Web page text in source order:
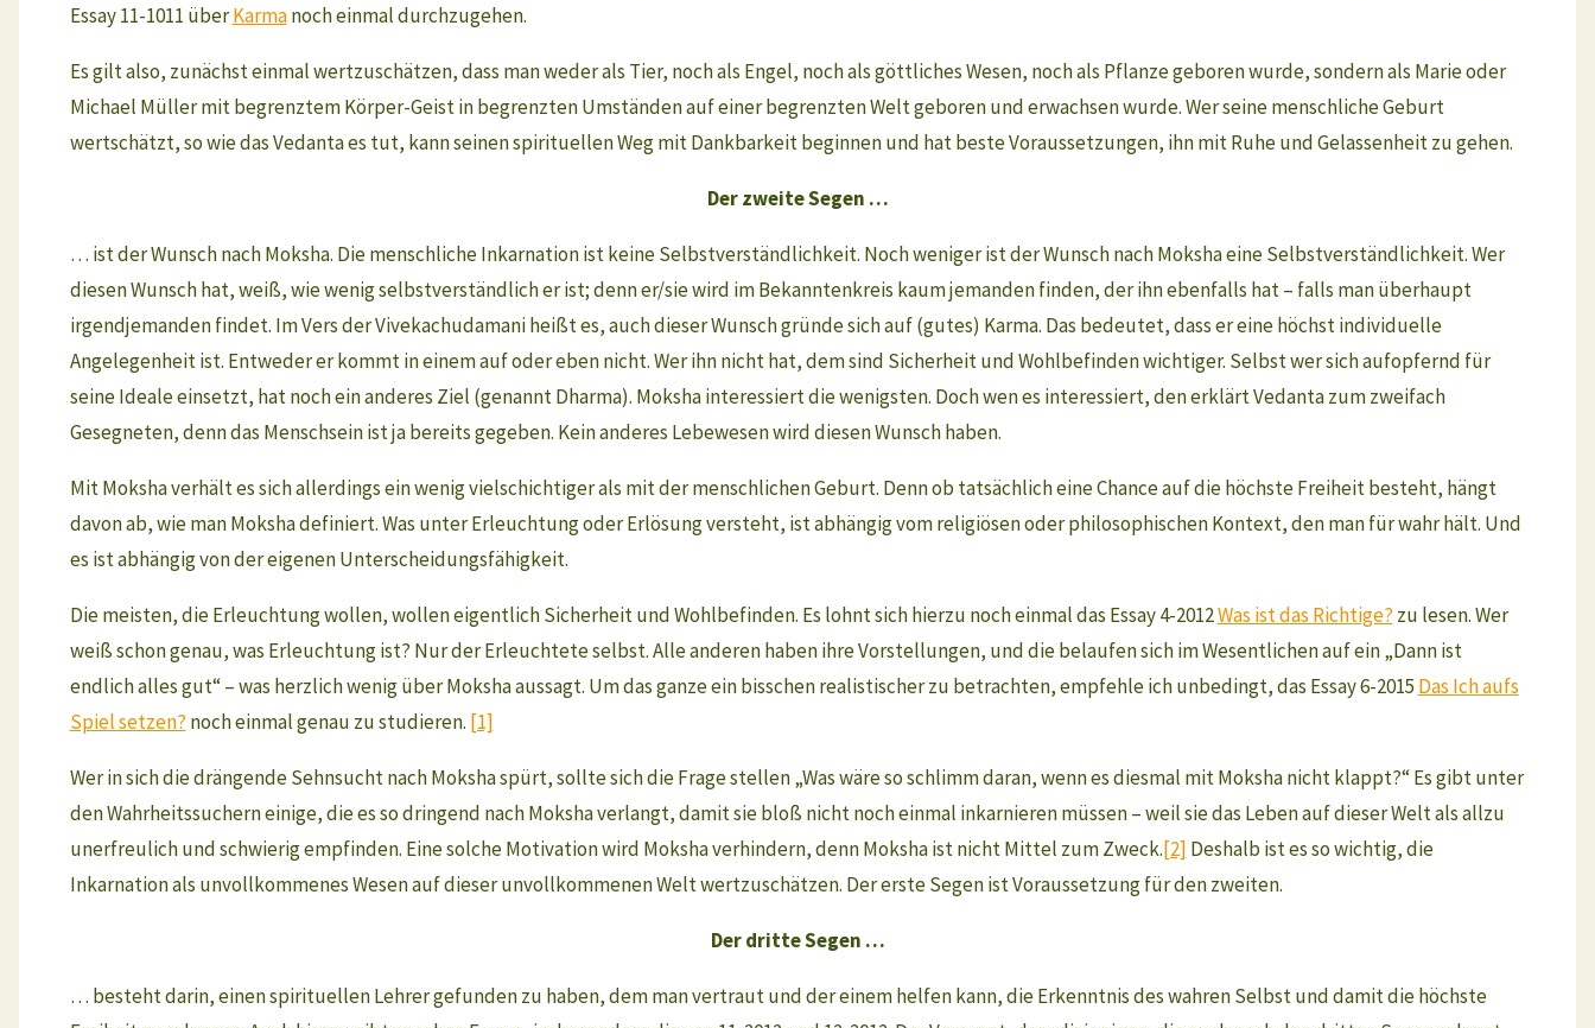
Essay 11-1011 überKarmanoch einmal durchzugehen.
Es gilt also, zunächst einmal wertzuschätzen, dass man weder als Tier, noch als Engel, noch als göttliches Wesen, noch als Pflanze geboren wurde, sondern als Marie oder
Michael Müller mit begrenztem Körper-Geist in begrenzten Umständen auf einer begrenzten Welt geboren und erwachsen wurde. Wer seine menschliche Geburt
wertschätzt, so wie das Vedanta es tut, kann seinen spirituellen Weg mit Dankbarkeit beginnen und hat beste Voraussetzungen, ihn mit Ruhe und Gelassenheit zu gehen.
Der zweite Segen …
… ist der Wunsch nach Moksha. Die menschliche Inkarnation ist keine Selbstverständlichkeit. Noch weniger ist der Wunsch nach Moksha eine Selbstverständlichkeit. Wer
diesen Wunsch hat, weiß, wie wenig selbstverständlich er ist; denn er/sie wird im Bekanntenkreis kaum jemanden finden, der ihn ebenfalls hat – falls man überhaupt
irgendjemanden findet. Im Vers der Vivekachudamani heißt es, auch dieser Wunsch gründe sich auf (gutes) Karma. Das bedeutet, dass er eine höchst individuelle
Angelegenheit ist. Entweder er kommt in einem auf oder eben nicht. Wer ihn nicht hat, dem sind Sicherheit und Wohlbefinden wichtiger. Selbst wer sich aufopfernd für
seine Ideale einsetzt, hat noch ein anderes Ziel (genannt Dharma). Moksha interessiert die wenigsten. Doch wen es interessiert, den erklärt Vedanta zum zweifach
Gesegneten, denn das Menschsein ist ja bereits gegeben. Kein anderes Lebewesen wird diesen Wunsch haben.
Mit Moksha verhält es sich allerdings ein wenig vielschichtiger als mit der menschlichen Geburt. Denn ob tatsächlich eine Chance auf die höchste Freiheit besteht, hängt
davon ab, wie man Moksha definiert. Was unter Erleuchtung oder Erlösung versteht, ist abhängig vom religiösen oder philosophischen Kontext, den man für wahr hält. Und
es ist abhängig von der eigenen Unterscheidungsfähigkeit.
Die meisten, die Erleuchtung wollen, wollen eigentlich Sicherheit und Wohlbefinden. Es lohnt sich hierzu noch einmal das Essay 4-2012Was ist das Richtige? zu lesen. Wer
weiß schon genau, was Erleuchtung ist? Nur der Erleuchtete selbst. Alle anderen haben ihre Vorstellungen, und die belaufen sich im Wesentlichen auf ein „Dann ist
endlich alles gut“ – was herzlich wenig über Moksha aussagt. Um das ganze ein bisschen realistischer zu betrachten, empfehle ich unbedingt, das Essay 6-2015 Das Ich aufs
Spiel setzen? noch einmal genau zu studieren. [1]
Wer in sich die drängende Sehnsucht nach Moksha spürt, sollte sich die Frage stellen „Was wäre so schlimm daran, wenn es diesmal mit Moksha nicht klappt?“ Es gibt unter
den Wahrheitssuchern einige, die es so dringend nach Moksha verlangt, damit sie bloß nicht noch einmal inkarnieren müssen – weil sie das Leben auf dieser Welt als allzu
unerfreulich und schwierig empfinden. Eine solche Motivation wird Moksha verhindern, denn Moksha ist nicht Mittel zum Zweck.[2] Deshalb ist es so wichtig, die
Inkarnation als unvollkommenes Wesen auf dieser unvollkommenen Welt wertzuschätzen. Der erste Segen ist Voraussetzung für den zweiten.
Der dritte Segen …
… besteht darin, einen spirituellen Lehrer gefunden zu haben, dem man vertraut und der einem helfen kann, die Erkenntnis des wahren Selbst und damit die höchste